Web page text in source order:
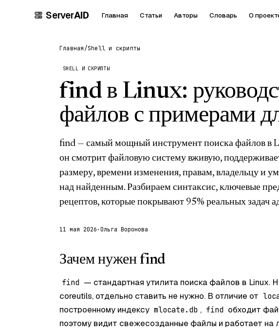
ServerAID Главная Статьи Авторы Словарь О
Главная /Shell и скрипты
SHELL И СКРИПТЫ
find в Linux:
файлов с примерами
find — самый мощный инструмент поиска файлов в
он смотрит файловую систему вживую,
размеру, времени изменения, правам, владельцу и
над найденным. Разбираем синтаксис, ключевые
рецептов, которые покрывают 95% реальных задач
11 мая 2026 · Ольга Воронова
Зачем нужен find
find — стандартная утилита поиска файлов в Linux.
coreutils, отдельно ставить не нужно. В отличие от
построенному индексу mlocate.db , find обходит
поэтому видит свежесозданные файлы и работает